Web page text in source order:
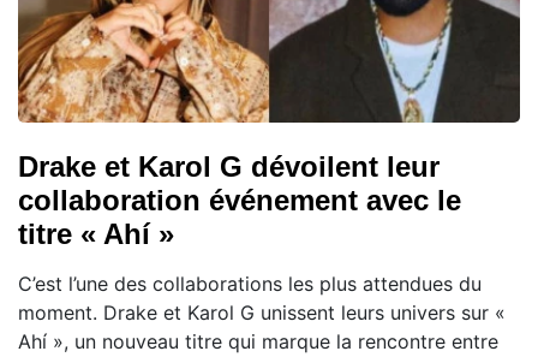
Drake et Karol G dévoilent leur
collaboration événement avec le
titre « Ahí »
C’est l’une des collaborations les plus attendues du
moment. Drake et Karol G unissent leurs univers sur «
Ahí », un nouveau titre qui marque la rencontre entre